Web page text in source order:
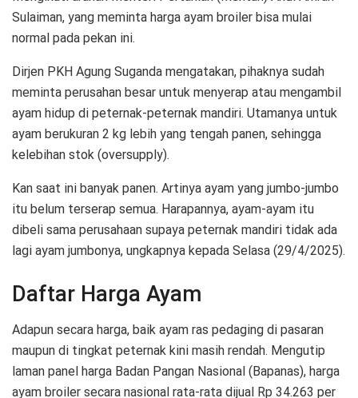
Sulaiman, yang meminta harga ayam broiler bisa mulai
normal pada pekan ini.
Dirjen PKH Agung Suganda mengatakan, pihaknya sudah
meminta perusahan besar untuk menyerap atau mengambil
ayam hidup di peternak-peternak mandiri. Utamanya untuk
ayam berukuran 2 kg lebih yang tengah panen, sehingga
kelebihan stok (oversupply).
Kan saat ini banyak panen. Artinya ayam yang jumbo-jumbo
itu belum terserap semua. Harapannya, ayam-ayam itu
dibeli sama perusahaan supaya peternak mandiri tidak ada
lagi ayam jumbonya, ungkapnya kepada Selasa (29/4/2025).
Daftar Harga Ayam
Adapun secara harga, baik ayam ras pedaging di pasaran
maupun di tingkat peternak kini masih rendah. Mengutip
laman panel harga Badan Pangan Nasional (Bapanas), harga
ayam broiler secara nasional rata-rata dijual Rp 34.263 per